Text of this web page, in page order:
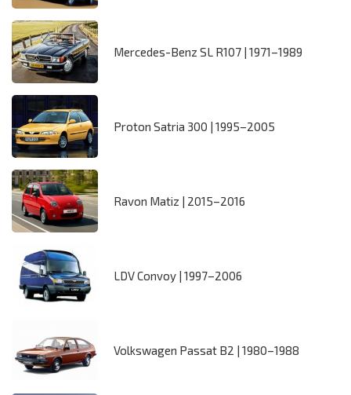
Mercedes-Benz SL R107 | 1971–1989
Proton Satria 300 | 1995–2005
Ravon Matiz | 2015–2016
LDV Convoy | 1997–2006
Volkswagen Passat B2 | 1980–1988